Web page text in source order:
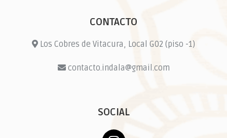
CONTACTO
Los Cobres de Vitacura, Local G02 (piso -1)
contacto.indala@gmail.com
SOCIAL